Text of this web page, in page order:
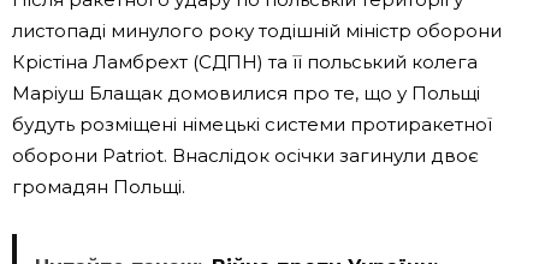
листопаді минулого року тодішній міністр оборони
Крістіна Ламбрехт (СДПН) та її польський колега
Маріуш Блащак домовилися про те, що у Польщі
будуть розміщені німецькі системи протиракетної
оборони Patriot. Внаслідок осічки загинули двоє
громадян Польщі.